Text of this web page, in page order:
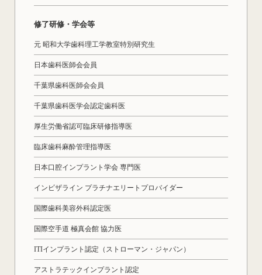
修了研修・学会等
元 昭和大学歯科理工学教室特別研究生
日本歯科医師会会員
千葉県歯科医師会会員
千葉県歯科医学会認定歯科医
厚生労働省認可臨床研修指導医
臨床歯科麻酔管理指導医
日本口腔インプラント学会 専門医
インビザライン プラチナエリートプロバイダー
国際歯科美容外科認定医
国際空手道 極真会館 協力医
ITIインプラント認定（ストローマン・ジャパン）
アストラテックインプラント認定